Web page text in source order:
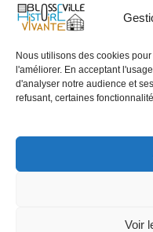
Nous utilisons des cookies
l'améliorer. En acceptant
d'analyser notre audience et
refusant, certaines
Voir
Nous rejoindre
RGPD
Mentions légales
Carte du site
Copyright 2023 -